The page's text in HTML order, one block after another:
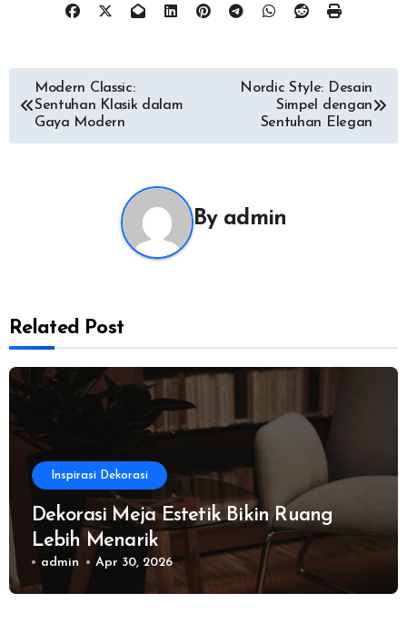
Post
navigation
Modern Classic:
Sentuhan Klasik dalam
Gaya Modern
Nordic Style: Desain
Simpel dengan
Sentuhan Elegan
By admin
Related Post
Inspirasi Dekorasi
Dekorasi Meja Estetik Bikin Ruang
Lebih Menarik
admin Apr 30, 2026